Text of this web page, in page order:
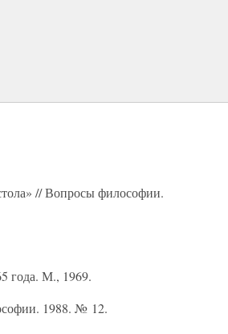
// Вопросы философии.
года. М., 1969.
1988. № 12.